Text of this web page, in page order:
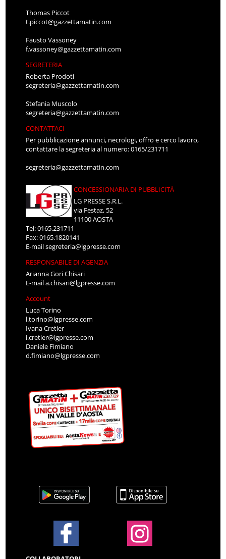
Thomas Piccot
t.piccot@gazzettamatin.com
Fausto Vassoney
f.vassoney@gazzettamatin.com
SEGRETERIA
Roberta Prodoti
segreteria@gazzettamatin.com
Stefania Muscolo
segreteria@gazzettamatin.com
CONTATTACI
Per pubblicazione annunci, necrologi, offro e cerco lavoro,
contattare la segreteria al numero: 0165/231711
segreteria@gazzettamatin.com
CONCESSIONARIA DI PUBBLICITÀ
LG PRESSE S.R.L.
via Festaz, 52
11100 AOSTA
Tel: 0165.231711
Fax: 0165.1820141
E-mailsegreteria@lgpresse.com
RESPONSABILE DI AGENZIA
Arianna Gori Chisari
E-maila.chisari@lgpresse.com
Account
Luca Torino
l.torino@lgpresse.com
Ivana Cretier
i.cretier@lgpresse.com
Daniele Fimiano
d.fimiano@lgpresse.com